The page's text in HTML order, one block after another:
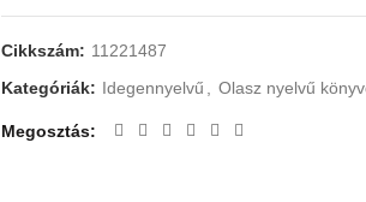
Cikkszám: 11221487
Kategóriák: Idegennyelvű Olasz nyelvű
Megosztás